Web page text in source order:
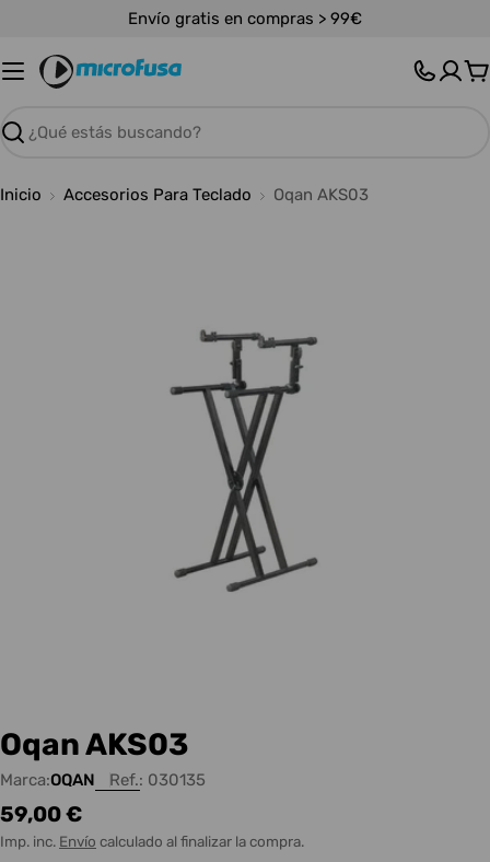
contenido
Envío gratis en compras > 99€
Buscar
Inicio Accesorios Para Teclado Oqan AKS03
Oqan AKS03
Marca:OQAN Ref.: 030135
Precio
habitual
59,00 €
Imp. inc. Envío calculado al finalizar la compra.